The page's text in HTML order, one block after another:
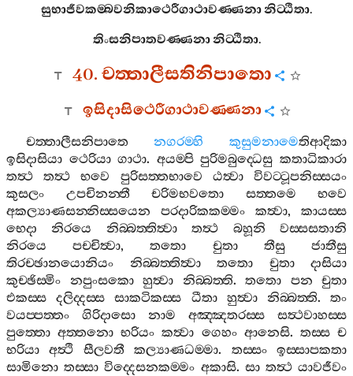
සුභාජීවකම‍්බවනිකාථෙරීගාථාවණ‍්ණනානිට‍්ඨිතා.
තිංසනිපාතවණ‍්ණනානිට‍්ඨිතා.
40.චත‍්තාලීසතිනිපාතො
ඉසිදාසිථෙරීගාථාවණ‍්ණනා
චත‍්තාලීසනිපාතෙ නගරම‍්හි කුසුමනාමෙතිආදිකා
ඉසිදාසියා ථෙරියා ගාථා. අයම‍්පි පුරිමබුද‍්ධෙසු කතාධිකාරා
තත්‍ථ
තත්‍ථ භවෙ පුරිසත‍්තභාවෙ ඨත්‍වා
විවට‍්ටූපනිස‍්සයං
කුසලං
උපචිනන‍්තී චරිමභවතො සත‍්තමෙ
භවෙ
අකල්‍යාණසන‍්නිස‍්සයෙන
පරදාරිකකම‍්මං කත්‍වා, කායස‍්ස
භෙදා
නිරයෙ නිබ‍්බත‍්තිත්‍වා තත්‍ථ බහූනි
වස‍්සසතානි
නිරයෙ
පච‍්චිත්‍වා,තතො චුතා තීසු
ජාතීසු
තිරච‍්ඡානයොනියං
නිබ‍්බත‍්තිත්‍වා තතො චුතා
දාසියා
කුච‍්ඡිස‍්මිං
නපුංසකො හුත්‍වා නිබ‍්බත‍්ති. තතො පන
චුතා
එකස‍්ස
දලිද‍්දස‍්ස සාකටිකස‍්ස ධීතා හුත්‍වා නිබ‍්බත‍්ති.තං
වයප‍්පත‍්තං
ගිරිදාසො නාම අඤ‍්ඤතරස‍්ස
සත්‍ථවාහස‍්ස
පුත‍්තො අත‍්තනො භරියං කත්‍වා ගෙහං ආනෙසි. තස‍්ස ච
භරියා
අත්‍ථි සීලවතී කල්‍යාණධම‍්මා. තස‍්සං
ඉස‍්සාපකතා
සාමිනො තස‍්සා විද‍්දෙසනකම‍්මං අකාසි. සා තත්‍ථ යාවජීවං